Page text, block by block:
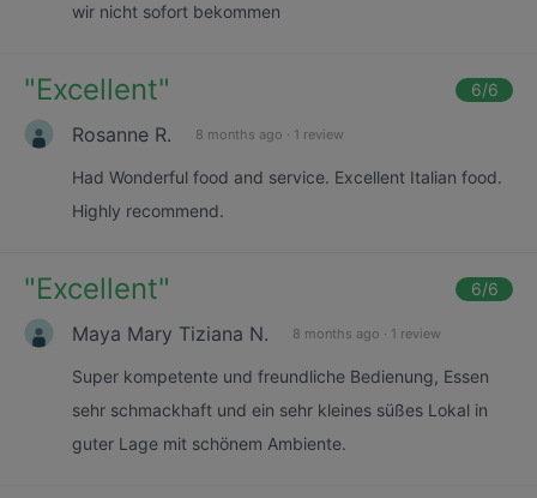
wir nicht sofort bekommen
"Excellent" 6/6
Rosanne R. 8 months ago · 1 review
Had Wonderful food and service. Excellent Italian food.
Highly recommend.
"Excellent" 6/6
Maya Mary Tiziana N. 8 months ago · 1 review
Super kompetente und freundliche Bedienung, Essen
sehr schmackhaft und ein sehr kleines süßes Lokal in
guter Lage mit schönem Ambiente.